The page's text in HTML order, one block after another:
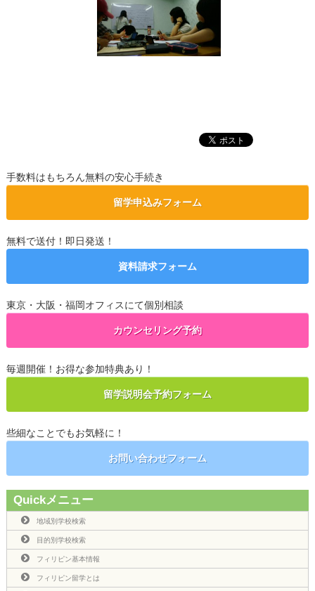
手数料はもちろん無料の安心手続き
留学申込みフォーム
無料で送付！即日発送！
資料請求フォーム
東京・大阪・福岡オフィスにて個別相談
カウンセリング予約
毎週開催！お得な参加特典あり！
留学説明会予約フォーム
些細なことでもお気軽に！
お問い合わせフォーム
Quickメニュー
地域別学校検索
目的別学校検索
フィリピン基本情報
フィリピン留学とは